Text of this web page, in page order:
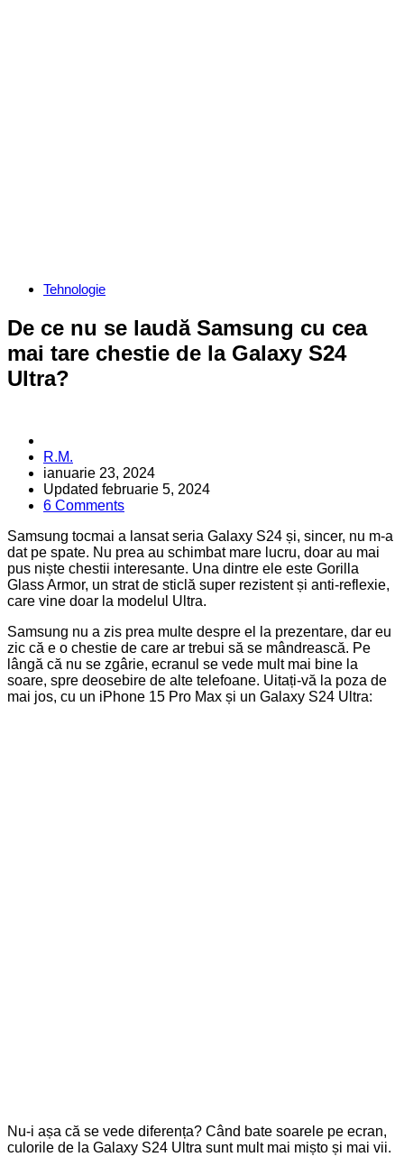
Categories
Tehnologie
De ce nu se laudă Samsung cu cea
mai tare chestie de la Galaxy S24
Ultra?
Posted
by
R.M.
ianuarie 23, 2024
Updated februarie 5, 2024
6 Comments
Samsung tocmai a lansat seria Galaxy S24 și, sincer, nu m-a
dat pe spate. Nu prea au schimbat mare lucru, doar au mai
pus niște chestii interesante. Una dintre ele este Gorilla
Glass Armor, un strat de sticlă super rezistent și anti-reflexie,
care vine doar la modelul Ultra.
Samsung nu a zis prea multe despre el la prezentare, dar eu
zic că e o chestie de care ar trebui să se mândrească. Pe
lângă că nu se zgârie, ecranul se vede mult mai bine la
soare, spre deosebire de alte telefoane. Uitați-vă la poza de
mai jos, cu un iPhone 15 Pro Max și un Galaxy S24 Ultra:
Nu-i așa că se vede diferența? Când bate soarele pe ecran,
culorile de la Galaxy S24 Ultra sunt mult mai mișto și mai vii.